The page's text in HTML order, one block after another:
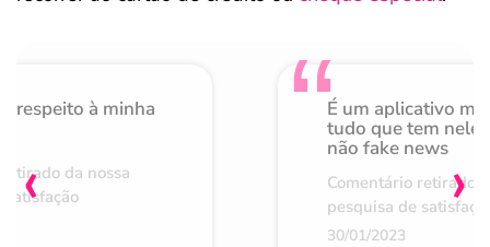
respeito à minha
da nossa
É um aplicativo
tudo que tem nele
não fake news
Comentário retirado
pesquisa de
30/01/2023
‹ ›